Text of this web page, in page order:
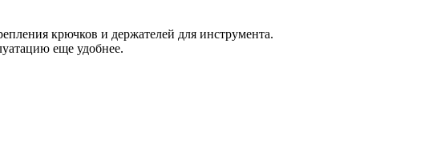
крючков и держателей для инструмента.
еще удобнее.